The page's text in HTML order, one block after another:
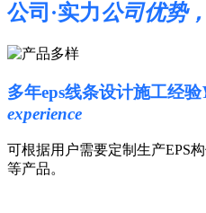
公司·实力公司优势
多年eps线条设计施工经验
experience
可根据用户需要定制生产EPS
等产品。